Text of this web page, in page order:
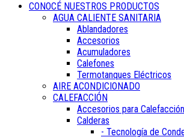
CONOCÉ NUESTROS PRODUCTOS
AGUA CALIENTE SANITARIA
Ablandadores
Accesorios
Acumuladores
Calefones
Termotanques Eléctricos
AIRE ACONDICIONADO
CALEFACCIÓN
Accesorios para Calefacción
Calderas
- Tecnología de